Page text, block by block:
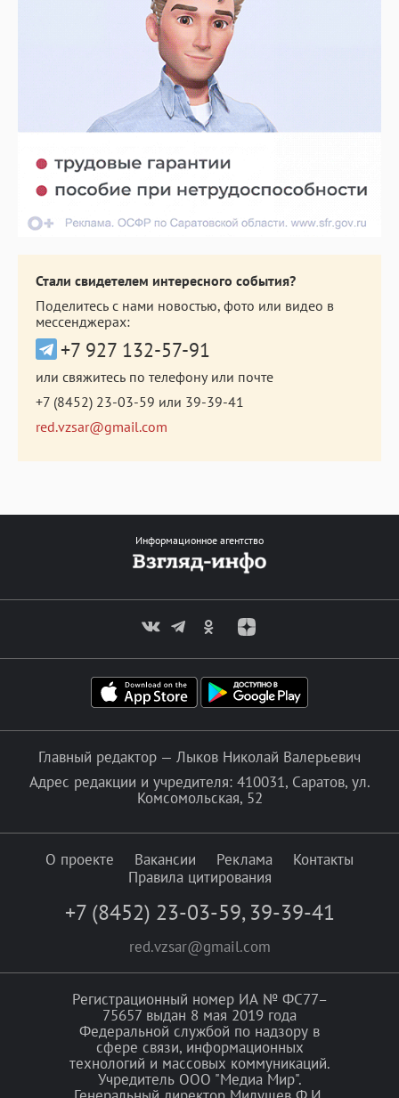
Стали свидетелем интересного события?
Поделитесь с нами новостью, фото или видео в
мессенджерах:
+7 927 132-57-91
или свяжитесь по телефону или почте
+7 (8452) 23-03-59 или 39-39-41
red.vzsar@gmail.com
Информационное агентство
Главный редактор — Лыков Николай Валерьевич
Адрес редакции и учредителя: 410031, Саратов, ул.
Комсомольская, 52
О проекте Вакансии Реклама
Контакты
Правила цитирования
+7 (8452) 23-03-59, 39-39-41
red.vzsar@gmail.com
Регистрационный номер ИА № ФС77–
75657 выдан 8 мая 2019 года
Федеральной службой по надзору в
сфере связи, информационных
технологий и массовых коммуникаций.
Учредитель ООО "Медиа Мир".